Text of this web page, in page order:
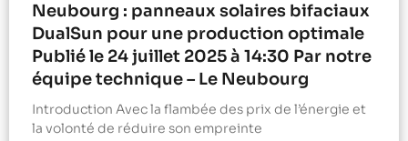
Neubourg : panneaux solaires bifaciaux
DualSun pour une production optimale
Publié le 24 juillet 2025 à 14:30 Par notre
équipe technique – Le Neubourg
Introduction Avec la flambée des prix de l’énergie et
la volonté de réduire son empreinte